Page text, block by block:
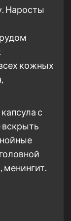
Наросты
кожных
с
менингит.